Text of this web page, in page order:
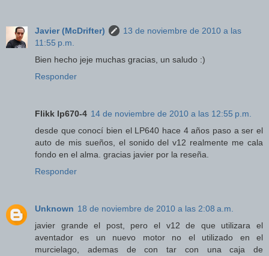
Javier (McDrifter)
13 de noviembre de 2010 a las
11:55 p.m.
Bien hecho jeje muchas gracias, un saludo :)
Responder
Flikk lp670-4 14 de noviembre de 2010 a las 12:55 p.m.
desde que conocí bien el LP640 hace 4 años paso a ser el
auto de mis sueños, el sonido del v12 realmente me cala
fondo en el alma. gracias javier por la reseña.
Responder
Unknown 18 de noviembre de 2010 a las 2:08 a.m.
javier grande el post, pero el v12 de que utilizara el
aventador es un nuevo motor no el utilizado en el
murcielago, ademas de con tar con una caja de